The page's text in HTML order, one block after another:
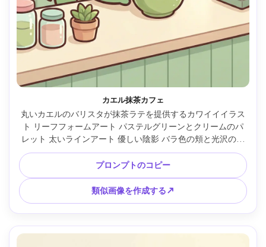
カエル抹茶カフェ
丸いカエルのバリスタが抹茶ラテを提供するカワイイイラス
ト リーフフォームアート パステルグリーンとクリームのパ
レット 太いラインアート 優しい陰影 バラ色の頬と光沢のあ
る目元 シンプルなカフェカウンター小道具 居心地の良い美
学 磨かれたかわいいイラストスタイル 85mmレンズ 被写界
深度が浅い 柔らかい映画照明 --ar 4:5
プロンプトのコピー
類似画像を作成する↗